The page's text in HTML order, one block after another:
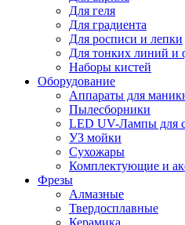
Для геля
Для градиента
Для росписи и лепки
Для тонких линий и
Наборы кистей
Оборудование
Аппараты для
Пылесборники
LED UV-Лампы для
УЗ мойки
Сухожары
Комплектующие и
Фрезы
Алмазные
Твердосплавные
Керамика